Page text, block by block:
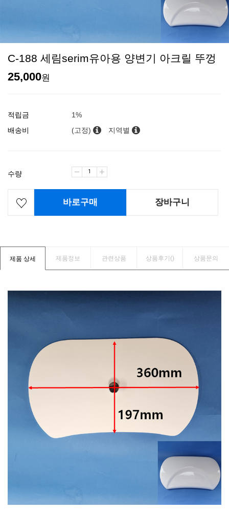
C-188 세림serim유아용 양변기 아크릴 뚜껑
25,000원
적립금
1%
배송비
(고정) 지역별
수량
바로구매 장바구니
제품 상세 제품정보 관련상품 상품후기() 상품문의